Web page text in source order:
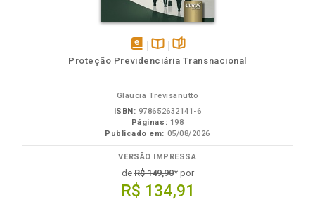
disponívelDisponível
páginas
Proteção Previdenciária Transnacional
Glaucia Trevisanutto
ISBN: 978652632141-6
Páginas: 198
Publicado em: 05/08/2026
VERSÃO IMPRESSA
deR$ 149,90* por
R$ 134,91